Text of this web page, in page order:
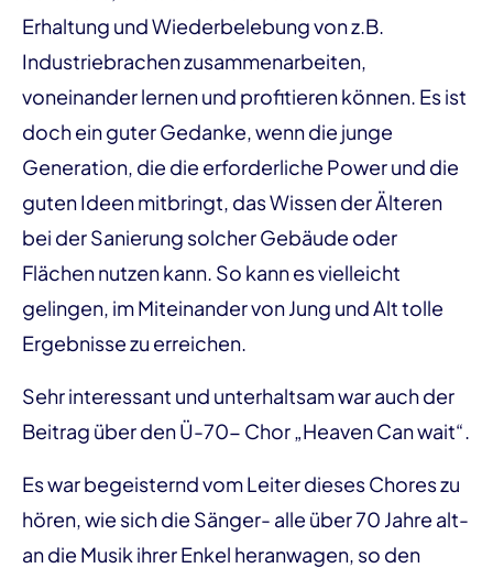
Erhaltung und Wiederbelebung von z.B.
Industriebrachen zusammenarbeiten,
voneinander lernen und profitieren können. Es ist
doch ein guter Gedanke, wenn die junge
Generation, die die erforderliche Power und die
guten Ideen mitbringt, das Wissen der Älteren
bei der Sanierung solcher Gebäude oder
Flächen nutzen kann. So kann es vielleicht
gelingen, im Miteinander von Jung und Alt tolle
Ergebnisse zu erreichen.
Sehr interessant und unterhaltsam war auch der
Beitrag über den Ü-70- Chor „Heaven Can wait“.
Es war begeisternd vom Leiter dieses Chores zu
hören, wie sich die Sänger- alle über 70 Jahre alt-
an die Musik ihrer Enkel heranwagen, so den